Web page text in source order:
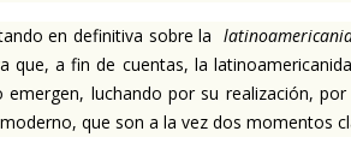
en definitiva sobre la
a fin de cuentas, la
emergen, luchando por su realización,
que son a la vez dos momentos